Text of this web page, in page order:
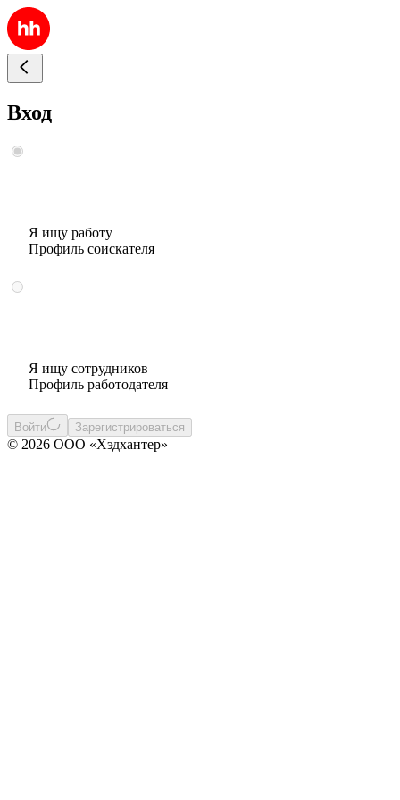
Вход
Я ищу работу
Профиль соискателя
Я ищу сотрудников
Профиль работодателя
Войти Зарегистрироваться
© 2026 ООО «Хэдхантер»